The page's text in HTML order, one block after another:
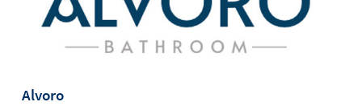
Alvoro